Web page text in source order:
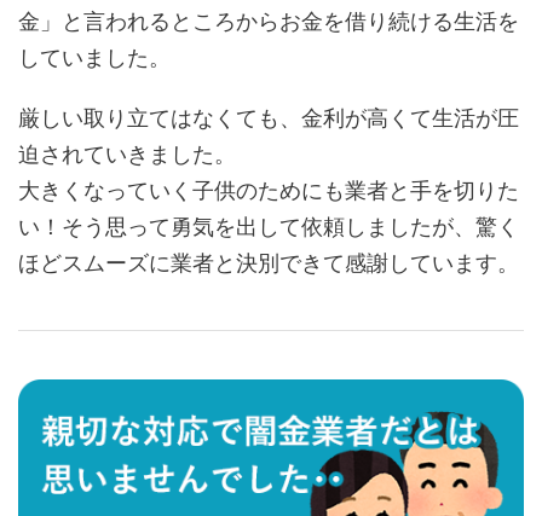
金」と言われるところからお金を借り続ける生活を
していました。
厳しい取り立てはなくても、金利が高くて生活が圧
迫されていきました。
大きくなっていく子供のためにも業者と手を切りた
い！そう思って勇気を出して依頼しましたが、驚く
ほどスムーズに業者と決別できて感謝しています。